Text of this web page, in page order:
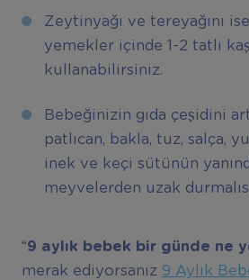
Zeytinyağı ve tereyağını
yemekler içinde 1-2 tatlı
kullanabilirsiniz.
Bebeğinizin gıda çeşidini
patlıcan, bakla, tuz, salça,
inek ve keçi sütünün
meyvelerden uzak
“9 ayl ı k bebek bir günde ne
merak ediyorsanız 9 Aylık